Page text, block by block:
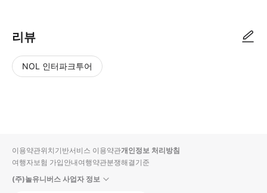
리뷰
NOL 인터파크투어
입니
다.
순
상
이용약관위치기반서비스 이용약관개인정보 처리방침
여행자보험 가입안내여행약관분쟁해결기준
(주)놀유니버스 사업자 정보